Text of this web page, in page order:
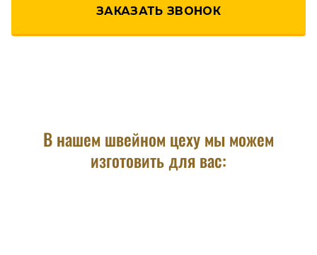
ЗАКАЗАТЬ ЗВОНОК
В нашем швейном цеху мы можем
изготовить для вас: